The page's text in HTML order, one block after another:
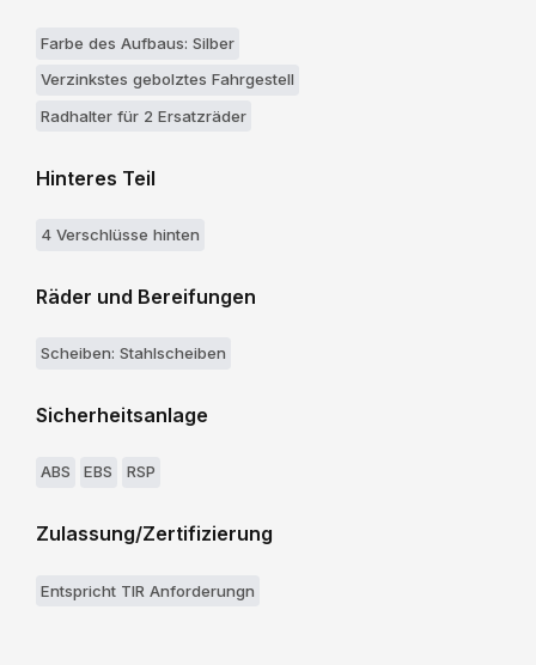
Farbe des Aufbaus: Silber
Verzinkstes gebolztes Fahrgestell
Radhalter für 2 Ersatzräder
Hinteres Teil
4 Verschlüsse hinten
Räder und Bereifungen
Scheiben: Stahlscheiben
Sicherheitsanlage
ABS EBS RSP
Zulassung/Zertifizierung
Entspricht TIR Anforderungn